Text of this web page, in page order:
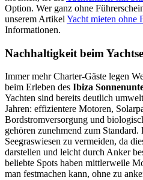
Option. Wer ganz ohne
unserem Artikel Yacht mieten ohne
Informationen.
Nachhaltigkeit beim
Immer mehr Charter-Gäste legen
beim Erleben des Ibiza
Yachten sind bereits deutlich
Jahren: effizientere Motoren,
Bordstromversorgung und
gehören zunehmend zum
Seegraswiesen zu vermeiden, da
darstellen und leicht durch Anker
beliebte Spots haben mittlerweile
man festmachen kann, ohne zu